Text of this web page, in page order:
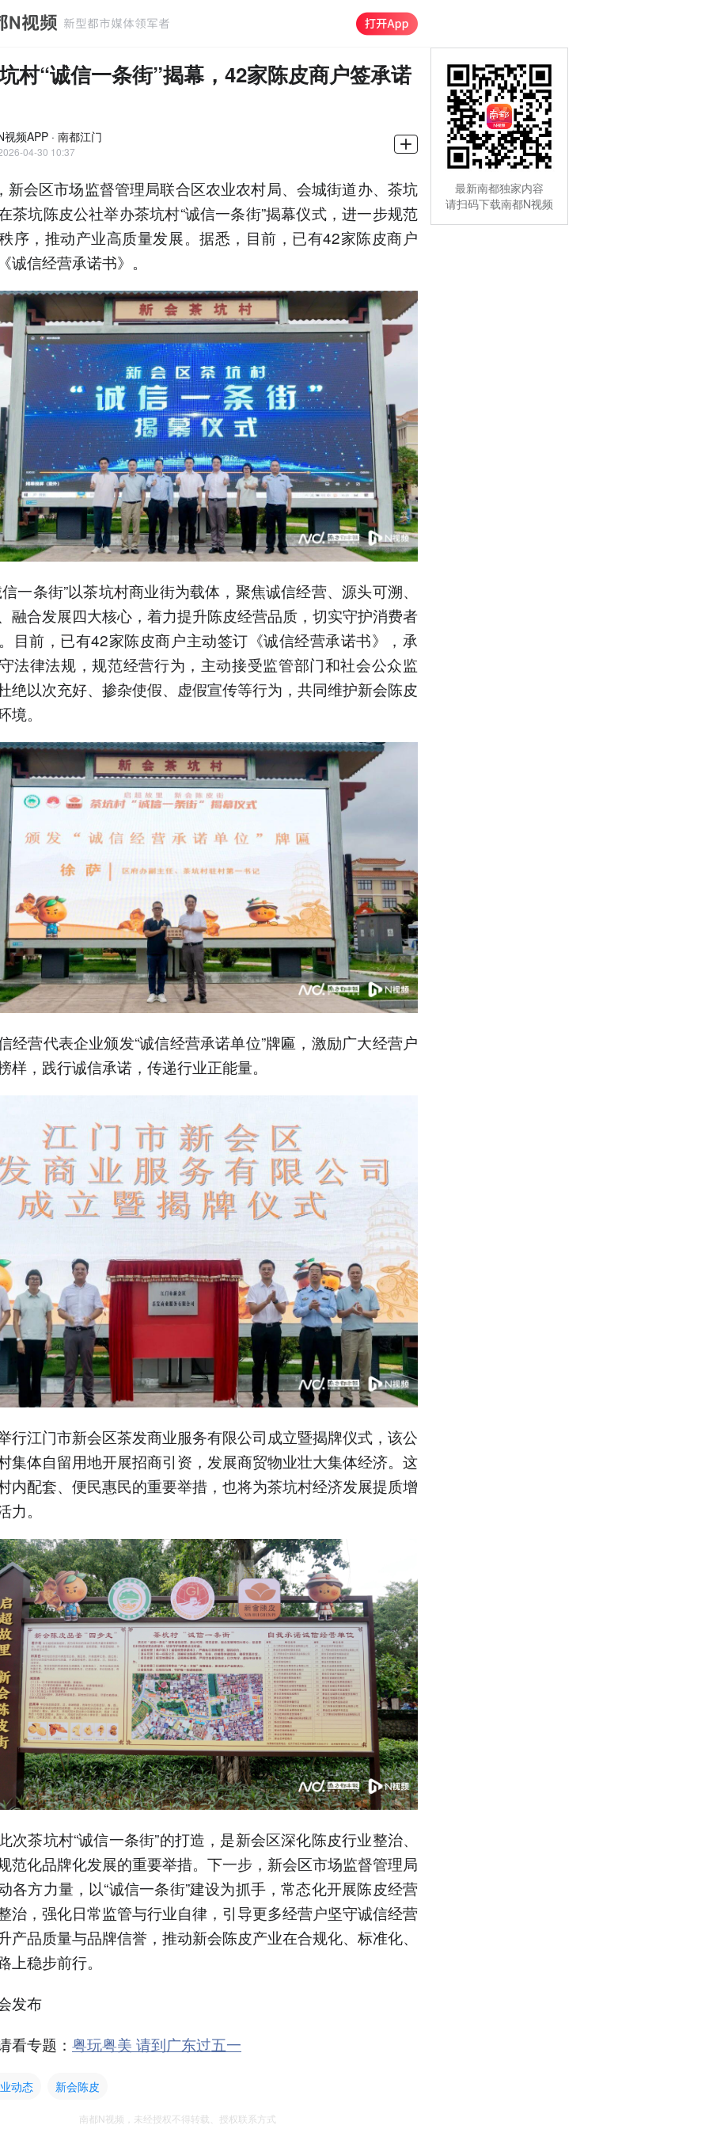
村“诚信一条街”揭幕，42家陈皮商户签承诺
视频APP · 南都江门
04-30 10:37
新会区市场监督管理局联合区农业农村局、会城街道办、茶坑
茶坑陈皮公社举办茶坑村“诚信一条街”揭幕仪式，进一步规范
序，推动产业高质量发展。据悉，目前，已有42家陈皮商户
诚信经营承诺书》。
一条街”以茶坑村商业街为载体，聚焦诚信经营、源头可溯、
融合发展四大核心，着力提升陈皮经营品质，切实守护消费者
目前，已有42家陈皮商户主动签订《诚信经营承诺书》，承
法律法规，规范经营行为，主动接受监管部门和社会公众监
绝以次充好、掺杂使假、虚假宣传等行为，共同维护新会陈皮
境。
经营代表企业颁发“诚信经营承诺单位”牌匾，激励广大经营户
样，践行诚信承诺，传递行业正能量。
行江门市新会区茶发商业服务有限公司成立暨揭牌仪式，该公
集体自留用地开展招商引资，发展商贸物业壮大集体经济。这
内配套、便民惠民的重要举措，也将为茶坑村经济发展提质增
力。
次茶坑村“诚信一条街”的打造，是新会区深化陈皮行业整治、
范化品牌化发展的重要举措。下一步，新会区市场监督管理局
各方力量，以“诚信一条街”建设为抓手，常态化开展陈皮经营
治，强化日常监管与行业自律，引导更多经营户坚守诚信经营
产品质量与品牌信誉，推动新会陈皮产业在合规化、标准化、
上稳步前行。
发布
看专题： 粤玩粤美 请到广东过五一
动态 新会陈皮
南都N视频，未经授权不得转载、授权联系方式
最新南都独家内容
请扫码下载南都N视频